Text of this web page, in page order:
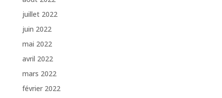
juillet 2022
juin 2022
mai 2022
avril 2022
mars 2022
février 2022